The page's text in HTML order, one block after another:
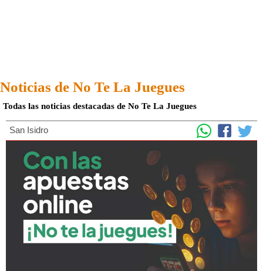
Noticias de No Te La Juegues
Todas las noticias destacadas de No Te La Juegues
San Isidro